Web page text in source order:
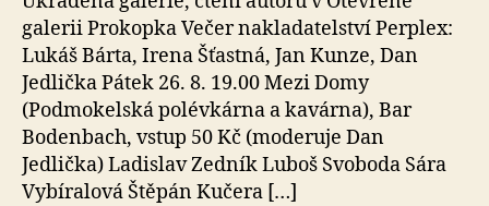
galerii Prokopka Večer nakladatelství Perplex:
Lukáš Bárta, Irena Šťastná, Jan Kunze, Dan
Jedlička Pátek 26. 8. 19.00 Mezi Domy
(Podmokelská polévkárna a kavárna), Bar
Bodenbach, vstup 50 Kč (moderuje Dan
Jedlička) Ladislav Zedník Luboš Svoboda Sára
Vybíralová Štěpán Kučera […]